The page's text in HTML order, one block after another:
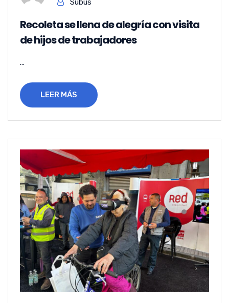
Subus
Recoleta se llena de alegría con visita
de hijos de trabajadores
...
LEER MÁS